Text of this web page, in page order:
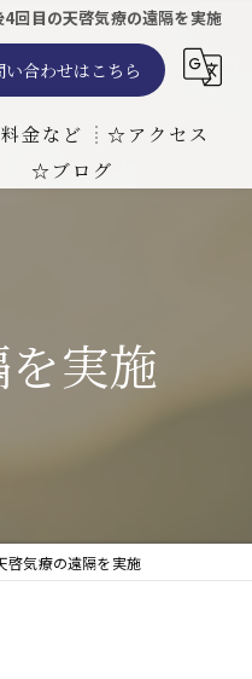
回目の天啓気療の遠隔を実施
い合わせはこちら
金など ☆アクセス
☆ブログ
実施
啓気療の遠隔を実施